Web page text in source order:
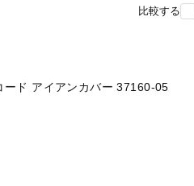
比較する
ード アイアンカバー 37160-05